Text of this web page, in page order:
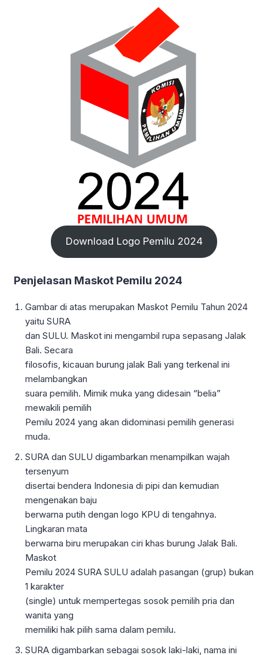
Download Logo Pemilu 2024
Penjelasan Maskot Pemilu 2024
Gambar di atas merupakan Maskot Pemilu Tahun 2024
yaitu SURA
dan SULU. Maskot ini mengambil rupa sepasang Jalak
Bali. Secara
filosofis, kicauan burung jalak Bali yang terkenal ini
melambangkan
suara pemilih. Mimik muka yang didesain “belia”
mewakili pemilih
Pemilu 2024 yang akan didominasi pemilih generasi
muda.
SURA dan SULU digambarkan menampilkan wajah
tersenyum
disertai bendera Indonesia di pipi dan kemudian
mengenakan baju
berwarna putih dengan logo KPU di tengahnya.
Lingkaran mata
berwarna biru merupakan ciri khas burung Jalak Bali.
Maskot
Pemilu 2024 SURA SULU adalah pasangan (grup) bukan
1 karakter
(single) untuk mempertegas sosok pemilih pria dan
wanita yang
memiliki hak pilih sama dalam pemilu.
SURA digambarkan sebagai sosok laki-laki, nama ini